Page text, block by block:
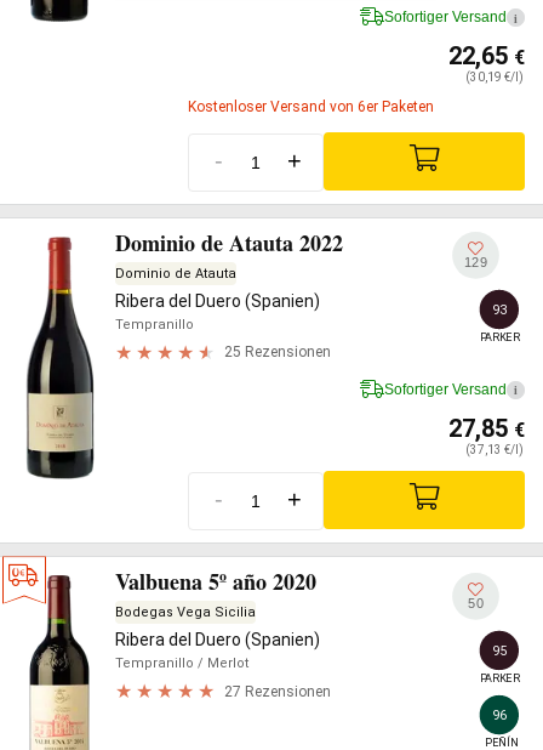
Sofortiger Versand i
22,65 €
(30,19 €/l)
Kostenloser Versand von 6er Paketen
- +
Dominio de Atauta 2022
Dominio de Atauta
Ribera del Duero (Spanien)
Tempranillo
25 Rezensionen
129
93
PARKER
Sofortiger Versand i
27,85 €
(37,13 €/l)
- +
Valbuena 5º año 2020
Bodegas Vega Sicilia
Ribera del Duero (Spanien)
Tempranillo / Merlot
27 Rezensionen
50
95
PARKER
96
PEÑÍN